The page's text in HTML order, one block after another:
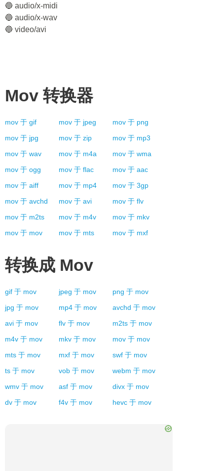
🔵 audio/x-midi
🔵 audio/x-wav
🔵 video/avi
Mov 转换器
mov 于 gif mov 于 jpeg mov 于 png
mov 于 jpg mov 于 zip mov 于 mp3
mov 于 wav mov 于 m4a mov 于 wma
mov 于 ogg mov 于 flac mov 于 aac
mov 于 aiff mov 于 mp4 mov 于 3gp
mov 于 avchd mov 于 avi mov 于 flv
mov 于 m2ts mov 于 m4v mov 于 mkv
mov 于 mov mov 于 mts mov 于 mxf
转换成 Mov
gif 于 mov jpeg 于 mov png 于 mov
jpg 于 mov mp4 于 mov avchd 于 mov
avi 于 mov flv 于 mov m2ts 于 mov
m4v 于 mov mkv 于 mov mov 于 mov
mts 于 mov mxf 于 mov swf 于 mov
ts 于 mov vob 于 mov webm 于 mov
wmv 于 mov asf 于 mov divx 于 mov
dv 于 mov f4v 于 mov hevc 于 mov